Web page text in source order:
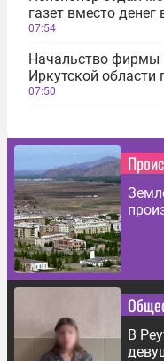
газет вместо денег
07:54
Начальство фирмы
Иркутской
07:50
В